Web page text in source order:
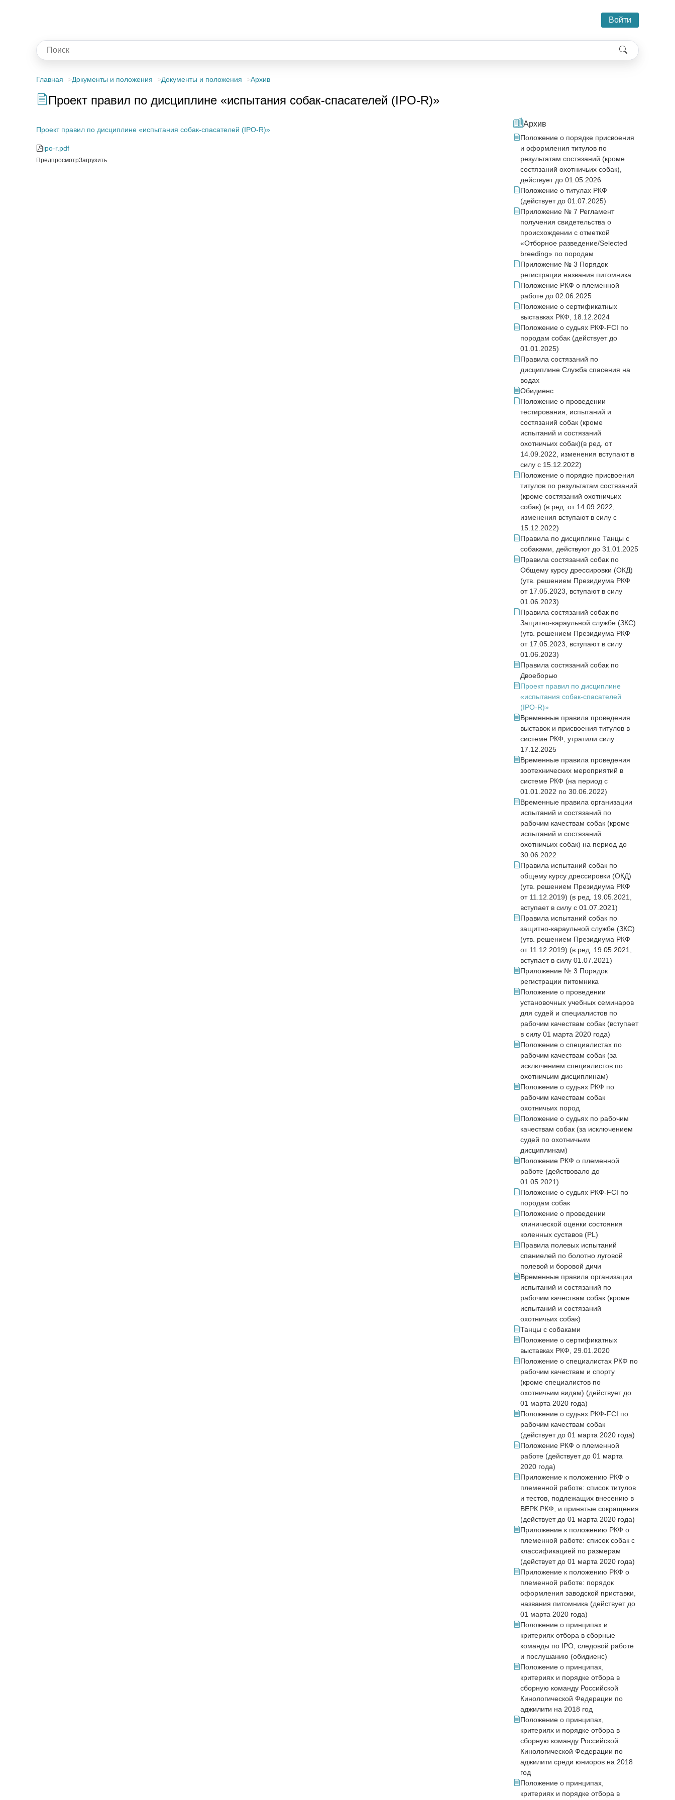
Войти
Главная Документы и положения Документы и положения Архив
Проект правил по дисциплине «испытания собак-спасателей (IPO-R)»
Проект правил по дисциплине «испытания собак-спасателей (IPO-R)»
ipo-r.pdf
ПредпросмотрЗагрузить
Архив
Положение о порядке присвоения
и оформления титулов по
результатам состязаний (кроме
состязаний охотничьих собак),
действует до 01.05.2026
Положение о титулах РКФ
(действует до 01.07.2025)
Приложение № 7 Регламент
получения свидетельства о
происхождении с отметкой
«Отборное разведение/Selected
breeding» по породам
Приложение № 3 Порядок
регистрации названия питомника
Положение РКФ о племенной
работе до 02.06.2025
Положение о сертификатных
выставках РКФ, 18.12.2024
Положение о судьях РКФ-FCI по
породам собак (действует до
01.01.2025)
Правила состязаний по
дисциплине Служба спасения на
водах
Обидиенс
Положение о проведении
тестирования, испытаний и
состязаний собак (кроме
испытаний и состязаний
охотничьих собак)(в ред. от
14.09.2022, изменения вступают в
силу с 15.12.2022)
Положение о порядке присвоения
титулов по результатам состязаний
(кроме состязаний охотничьих
собак) (в ред. от 14.09.2022,
изменения вступают в силу с
15.12.2022)
Правила по дисциплине Танцы с
собаками, действуют до 31.01.2025
Правила состязаний собак по
Общему курсу дрессировки (ОКД)
(утв. решением Президиума РКФ
от 17.05.2023, вступают в силу
01.06.2023)
Правила состязаний собак по
Защитно-караульной службе (ЗКС)
(утв. решением Президиума РКФ
от 17.05.2023, вступают в силу
01.06.2023)
Правила состязаний собак по
Двоеборью
Проект правил по дисциплине
«испытания собак-спасателей
(IPO-R)»
Временные правила проведения
выставок и присвоения титулов в
системе РКФ, утратили силу
17.12.2025
Временные правила проведения
зоотехнических мероприятий в
системе РКФ (на период с
01.01.2022 по 30.06.2022)
Временные правила организации
испытаний и состязаний по
рабочим качествам собак (кроме
испытаний и состязаний
охотничьих собак) на период до
30.06.2022
Правила испытаний собак по
общему курсу дрессировки (ОКД)
(утв. решением Президиума РКФ
от 11.12.2019) (в ред. 19.05.2021,
вступает в силу с 01.07.2021)
Правила испытаний собак по
защитно-караульной службе (ЗКС)
(утв. решением Президиума РКФ
от 11.12.2019) (в ред. 19.05.2021,
вступает в силу 01.07.2021)
Приложение № 3 Порядок
регистрации питомника
Положение о проведении
установочных учебных семинаров
для судей и специалистов по
рабочим качествам собак (вступает
в силу 01 марта 2020 года)
Положение о специалистах по
рабочим качествам собак (за
исключением специалистов по
охотничьим дисциплинам)
Положение о судьях РКФ по
рабочим качествам собак
охотничьих пород
Положение о судьях по рабочим
качествам собак (за исключением
судей по охотничьим
дисциплинам)
Положение РКФ о племенной
работе (действовало до
01.05.2021)
Положение о судьях РКФ-FCI по
породам собак
Положение о проведении
клинической оценки состояния
коленных суставов (PL)
Правила полевых испытаний
спаниелей по болотно луговой
полевой и боровой дичи
Временные правила организации
испытаний и состязаний по
рабочим качествам собак (кроме
испытаний и состязаний
охотничьих собак)
Танцы с собаками
Положение о сертификатных
выставках РКФ, 29.01.2020
Положение о специалистах РКФ по
рабочим качествам и спорту
(кроме специалистов по
охотничьим видам) (действует до
01 марта 2020 года)
Положение о судьях РКФ-FCI по
рабочим качествам собак
(действует до 01 марта 2020 года)
Положение РКФ о племенной
работе (действует до 01 марта
2020 года)
Приложение к положению РКФ о
племенной работе: список титулов
и тестов, подлежащих внесению в
ВЕРК РКФ, и принятые сокращения
(действует до 01 марта 2020 года)
Приложение к положению РКФ о
племенной работе: список собак с
классификацией по размерам
(действует до 01 марта 2020 года)
Приложение к положению РКФ о
племенной работе: порядок
оформления заводской приставки,
названия питомника (действует до
01 марта 2020 года)
Положение о принципах и
критериях отбора в сборные
команды по IPO, следовой работе
и послушанию (обидиенс)
Положение о принципах,
критериях и порядке отбора в
сборную команду Российской
Кинологической Федерации по
аджилити на 2018 год
Положение о принципах,
критериях и порядке отбора в
сборную команду Российской
Кинологической Федерации по
аджилити среди юниоров на 2018
год
Положение о принципах,
критериях и порядке отбора в